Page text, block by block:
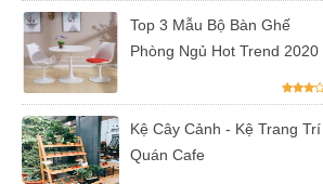
bàn decor,
chân bàn
inox, chân
bàn ăn hot
trend 2023
Top 3 Mẫu Bộ Bàn Ghế
Phòng Ngủ Hot Trend 2020
Kệ Cây Cảnh - Kệ Trang Trí
Quán Cafe